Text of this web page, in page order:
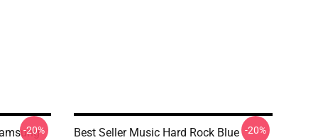
-20%
Best Seller Music Hard Rock Blue -20%